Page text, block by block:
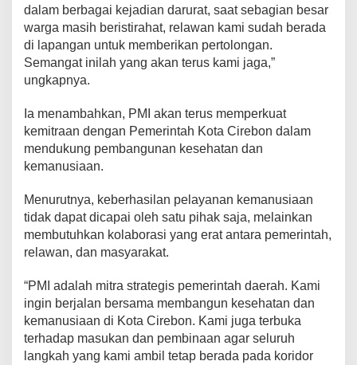
dalam berbagai kejadian darurat, saat sebagian besar
warga masih beristirahat, relawan kami sudah berada
di lapangan untuk memberikan pertolongan.
Semangat inilah yang akan terus kami jaga,”
ungkapnya.
Ia menambahkan, PMI akan terus memperkuat
kemitraan dengan Pemerintah Kota Cirebon dalam
mendukung pembangunan kesehatan dan
kemanusiaan.
Menurutnya, keberhasilan pelayanan kemanusiaan
tidak dapat dicapai oleh satu pihak saja, melainkan
membutuhkan kolaborasi yang erat antara pemerintah,
relawan, dan masyarakat.
“PMI adalah mitra strategis pemerintah daerah. Kami
ingin berjalan bersama membangun kesehatan dan
kemanusiaan di Kota Cirebon. Kami juga terbuka
terhadap masukan dan pembinaan agar seluruh
langkah yang kami ambil tetap berada pada koridor